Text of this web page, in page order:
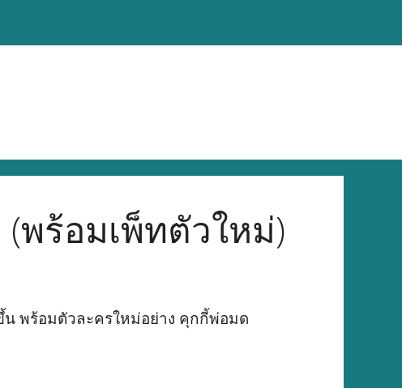
พร้อมเพ็ทตัวใหม่)
น พร้อมตัวละครใหม่อย่าง คุกกี้พ่อมด